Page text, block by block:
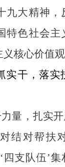
九大精神，
特色社会主
核心价值观
实干，落
量，扎实开
结对帮扶
四支队伍’